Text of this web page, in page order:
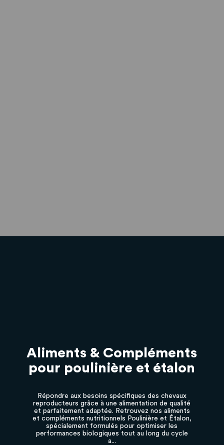
Aliments & Compléments
pour poulinière et étalon
Répondre aux besoins spécifiques des chevaux
reproducteurs grâce à une alimentation de qualité
et parfaitement adaptée. Retrouvez nos aliments
et compléments nutritionnels Poulinière et Étalon,
spécialement formulés pour optimiser les
performances biologiques tout au long du cycle
a...